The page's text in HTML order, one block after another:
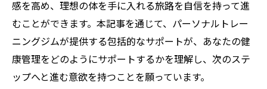
感を高め、理想の体を手に入れる旅路を自信を持って進
むことができます。本記事を通じて、パーソナルトレー
ニングジムが提供する包括的なサポートが、あなたの健
康管理をどのようにサポートするかを理解し、次のステ
ップへと進む意欲を持つことを願っています。